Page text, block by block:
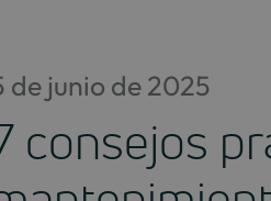
contenido
de junio de 2025
consejos